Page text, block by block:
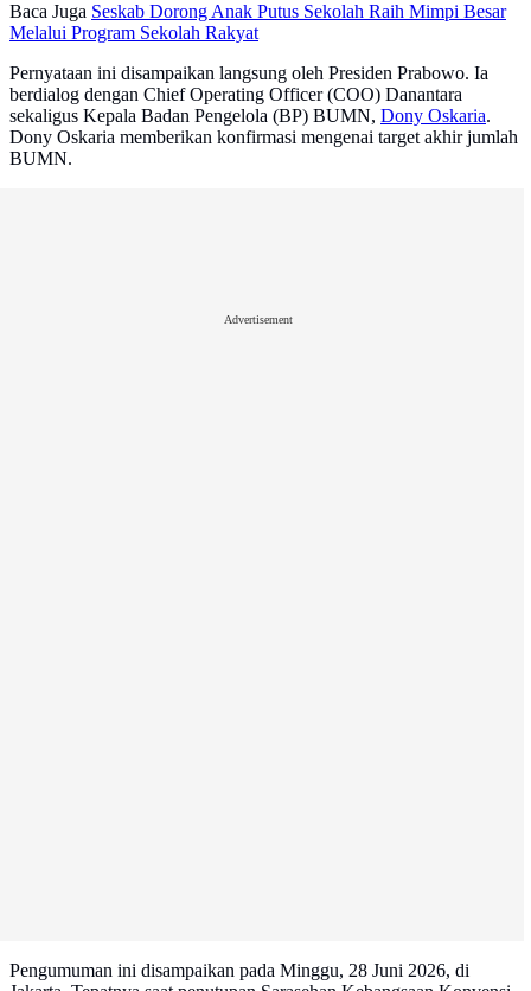
Baca Juga Seskab Dorong Anak Putus Sekolah Raih Mimpi Besar
Melalui Program Sekolah Rakyat
Pernyataan ini disampaikan langsung oleh Presiden Prabowo. Ia
berdialog dengan Chief Operating Officer (COO) Danantara
sekaligus Kepala Badan Pengelola (BP) BUMN, Dony Oskaria.
Dony Oskaria memberikan konfirmasi mengenai target akhir jumlah
BUMN.
Advertisement
Pengumuman ini disampaikan pada Minggu, 28 Juni 2026, di